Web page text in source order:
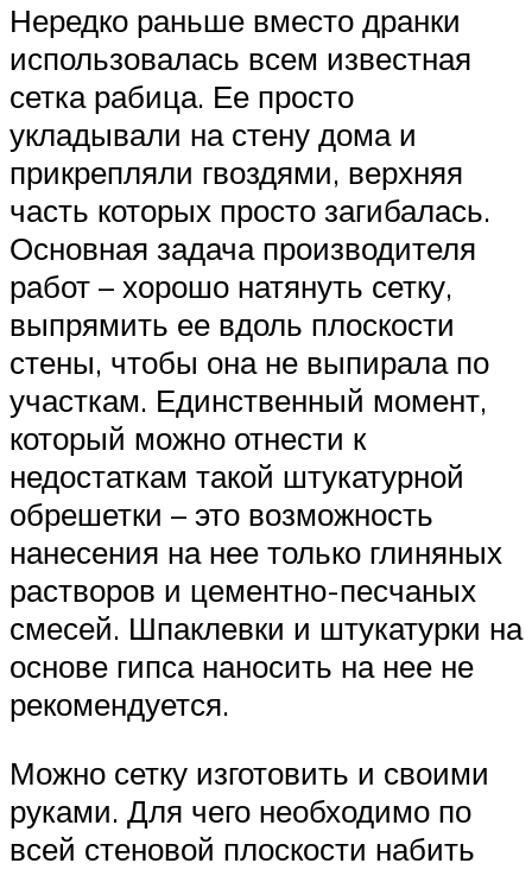
Нередко раньше вместо дранки
использовалась всем известная
сетка рабица. Ее просто
укладывали на стену дома и
прикрепляли гвоздями, верхняя
часть которых просто загибалась.
Основная задача производителя
работ – хорошо натянуть сетку,
выпрямить ее вдоль плоскости
стены, чтобы она не выпирала по
участкам. Единственный момент,
который можно отнести к
недостаткам такой штукатурной
обрешетки – это возможность
нанесения на нее только глиняных
растворов и цементно-песчаных
смесей. Шпаклевки и штукатурки на
основе гипса наносить на нее не
рекомендуется.
Можно сетку изготовить и своими
руками. Для чего необходимо по
всей стеновой плоскости набить